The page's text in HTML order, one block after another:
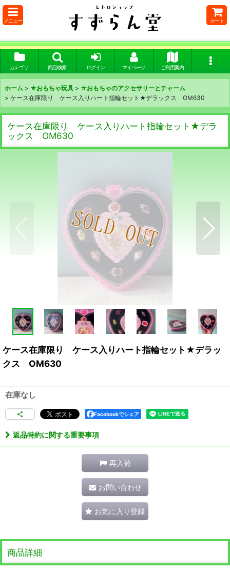
メニュー カート
カテゴリ 商品検索 ログイン マイページ ご利用案内
ホーム > ★おもちゃ玩具 > ☆おもちゃのアクセサリーとチャーム
> ケース在庫限り ケース入りハート指輪セット★デラックス OM630
ケース在庫限り ケース入りハート指輪セット★デラ
ックス OM630
ケース在庫限り ケース入りハート指輪セット★デラッ
クス OM630
在庫なし
Facebookでシェア
返品特約に関する重要事項
再入荷
お問い合わせ
お気に入り登録
商品詳細